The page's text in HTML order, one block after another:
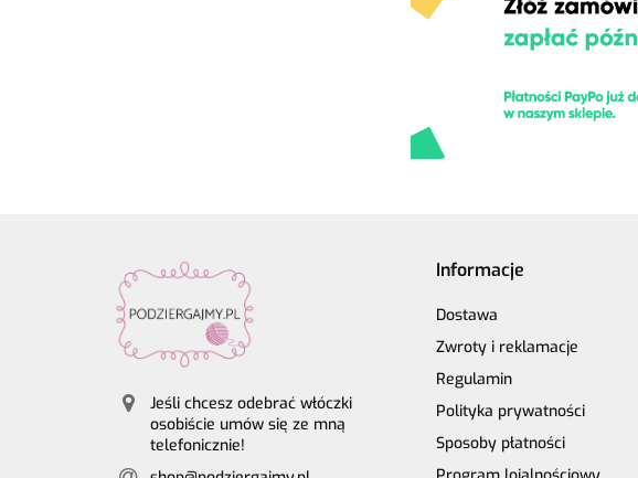
Jeśli chcesz odebrać włóczki
osobiście umów się ze mną
telefonicznie!
Informacje
Dostawa
Zwroty i reklamacje
Regulamin
Polityka prywatności
Sposoby płatności